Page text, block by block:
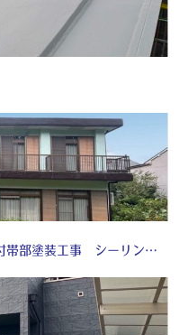
名古屋 守山区 外壁塗装工事 付帯部塗装工事 シーリング工事 ♤